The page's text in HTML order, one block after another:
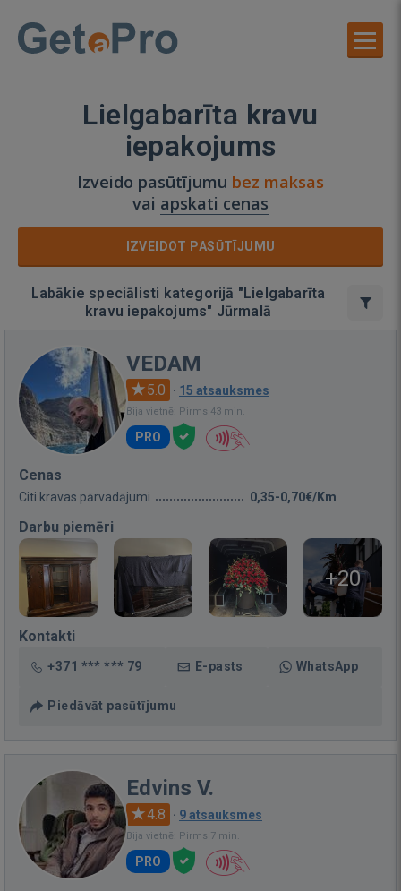
Lielgabarīta kravu
iepakojums
Izveido pasūtījumu bez maksas
vai apskati cenas
IZVEIDOT PASŪTĪJUMU
Labākie speciālisti kategorijā "Lielgabarīta
kravu iepakojums" Jūrmalā
VEDAM
5.0 · 15 atsauksmes
Bija vietnē: Pirms 43 min.
PRO
Cenas
Citi kravas pārvadājumi 0,35-0,70€/Km
Darbu piemēri
+20
Kontakti
+371 *** *** 79 E-pasts WhatsApp
Piedāvāt pasūtījumu
Edvins V.
4.8 · 9 atsauksmes
Bija vietnē: Pirms 7 min.
PRO